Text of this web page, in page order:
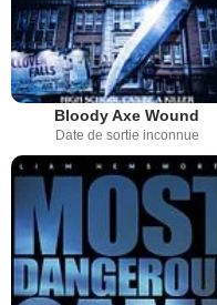
Bloody Axe Wound
Date de sortie inconnue